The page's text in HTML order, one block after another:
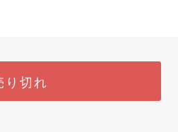
り切れ